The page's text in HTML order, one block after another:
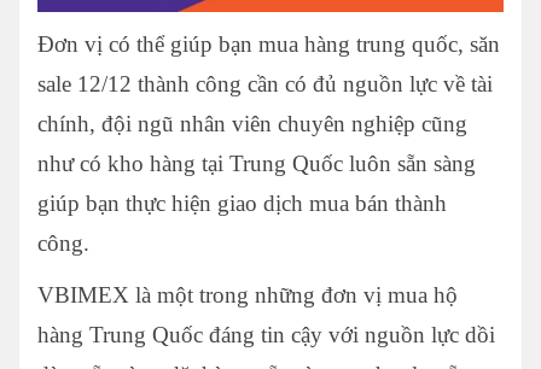
Đơn vị có thể giúp bạn mua hàng trung quốc, săn
sale 12/12 thành công cần có đủ nguồn lực về tài
chính, đội ngũ nhân viên chuyên nghiệp cũng
như có kho hàng tại Trung Quốc luôn sẵn sàng
giúp bạn thực hiện giao dịch mua bán thành
công.
VBIMEX là một trong những đơn vị mua hộ
hàng Trung Quốc đáng tin cậy với nguồn lực dồi